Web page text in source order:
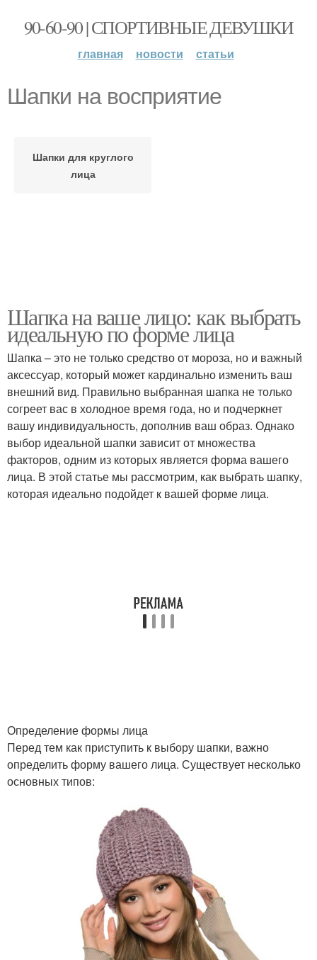
90-60-90 | СПОРТИВНЫЕ ДЕВУШКИ
главная новости статьи
Шапки на восприятие
Шапки для круглого
лица
Шапка на ваше лицо: как выбрать
идеальную по форме лица
Шапка – это не только средство от мороза, но и важный
аксессуар, который может кардинально изменить ваш
внешний вид. Правильно выбранная шапка не только
согреет вас в холодное время года, но и подчеркнет
вашу индивидуальность, дополнив ваш образ. Однако
выбор идеальной шапки зависит от множества
факторов, одним из которых является форма вашего
лица. В этой статье мы рассмотрим, как выбрать шапку,
которая идеально подойдет к вашей форме лица.
Определение формы лица
Перед тем как приступить к выбору шапки, важно
определить форму вашего лица. Существует несколько
основных типов: